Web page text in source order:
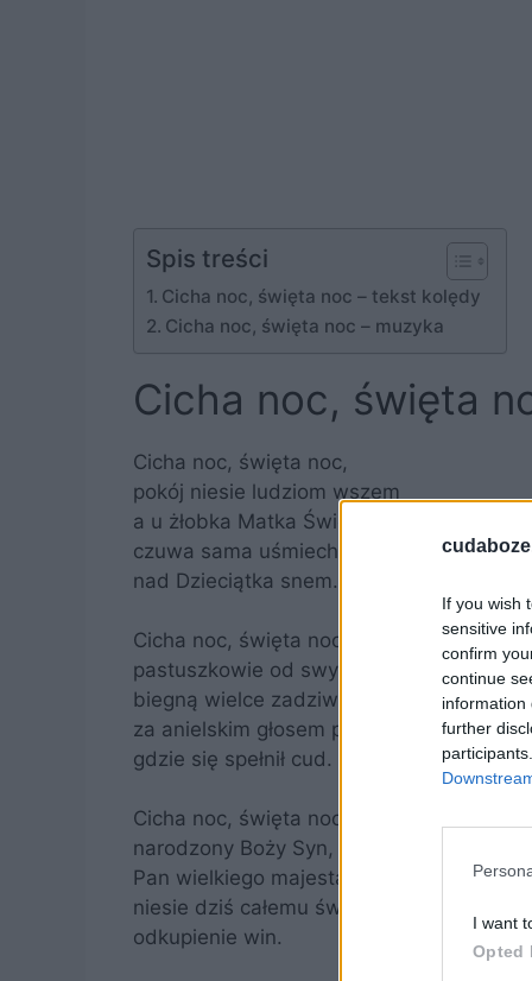
If you wish
sensitive
confirm
continue
information
further
I want
Opted
Spis treści
Cicha noc, święta noc – tekst kolędy
Cicha noc, święta noc – muzyka
Cicha noc, święta
Cicha noc, święta noc,
pokój niesie ludziom wszem
a u żłobka Matka Święta
czuwa sama uśmiechnięta,
nad Dzieciątka snem.
Cicha noc, święta noc,
pastuszkowie od swych trzód
biegną wielce zadziwieni,
za anielskim głosem pieni,
gdzie się spełnił cud.
Cicha noc, święta noc,
narodzony Boży Syn,
Pan wielkiego majestatu,
niesie dziś całemu światu
odkupienie win.